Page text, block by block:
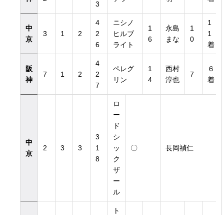
3
中
京
3 1 2
4
2
6
ニシノ
ヒルブ
ライト
1
6
永島
まな
1
0
1
1
着
阪
神
7 1 2
4
2
7
ペレグ
リン
1
4
西村
淳也
7
６
着
中
京
2 3 3
3
1
8
ロ
ー
ド
シ
ッ
ク
ザ
ー
ル
〇 長岡禎仁
ト